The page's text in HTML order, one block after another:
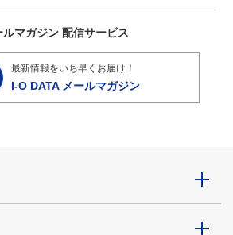
ルマガジン 配信サービス
最新情報をいち早くお届け！
I-O DATA メールマガジン